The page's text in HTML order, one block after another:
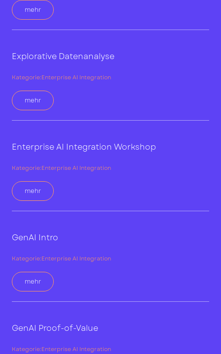
mehr
Explorative Datenanalyse
Kategorie:Enterprise AI Integration
mehr
Enterprise AI Integration Workshop
Kategorie:Enterprise AI Integration
mehr
GenAI Intro
Kategorie:Enterprise AI Integration
mehr
GenAI Proof-of-Value
Kategorie:Enterprise AI Integration